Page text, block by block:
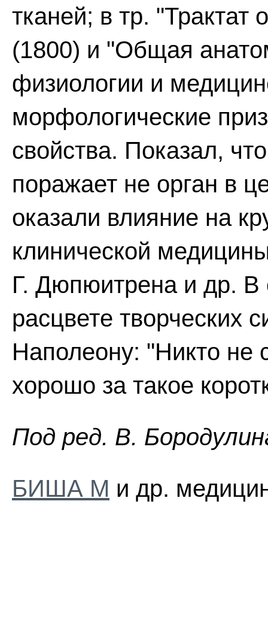
тканей; в тр.
(1800) и "Общая
физиологии и
морфологические
свойства. Показал,
поражает не орган в
оказали влияние на
клинической
Г. Дюпюитрена и др. В
расцвете творческих
Наполеону: "Никто не
хорошо за такое
Пoд peд. B.
БИША М и др.